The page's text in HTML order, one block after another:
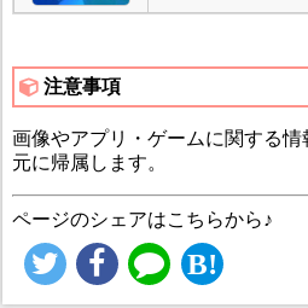
注意事項
画像やアプリ・ゲームに関する
元に帰属します。
ページのシェアはこちらから♪